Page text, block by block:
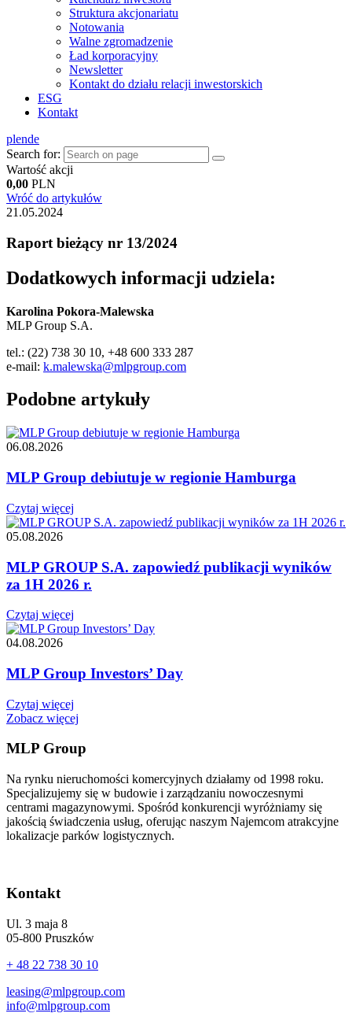
Struktura akcjonariatu
Notowania
Walne zgromadzenie
Ład korporacyjny
Newsletter
Kontakt do działu relacji inwestorskich
ESG
Kontakt
plende
Search for:
Wartość akcji
0,00 PLN
Wróć do artykułów
21.05.2024
Raport bieżący nr 13/2024
Dodatkowych informacji udziela:
Karolina Pokora-Malewska
MLP Group S.A.
tel.: (22) 738 30 10, +48 600 333 287
e-mail: k.malewska@mlpgroup.com
Podobne artykuły
06.08.2026
MLP Group debiutuje w regionie Hamburga
Czytaj więcej
05.08.2026
MLP GROUP S.A. zapowiedź publikacji wyników
za 1H 2026 r.
Czytaj więcej
04.08.2026
MLP Group Investors’ Day
Czytaj więcej
Zobacz więcej
MLP Group
Na rynku nieruchomości komercyjnych działamy od 1998 roku.
Specjalizujemy się w budowie i zarządzaniu nowoczesnymi
centrami magazynowymi. Spośród konkurencji wyróżniamy się
jakością świadczenia usług, oferując naszym Najemcom atrakcyjne
lokalizacje parków logistycznych.
Kontakt
Ul. 3 maja 8
05-800 Pruszków
+ 48 22 738 30 10
leasing@mlpgroup.com
info@mlpgroup.com